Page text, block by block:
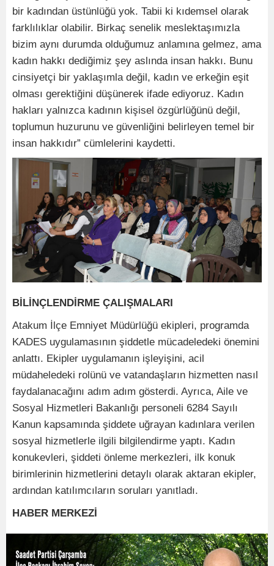
bir kadından üstünlüğü yok. Tabii ki kıdemsel olarak
farklılıklar olabilir. Birkaç senelik meslektaşımızla
bizim aynı durumda olduğumuz anlamına gelmez, ama
kadın hakkı dediğimiz şey aslında insan hakkı. Bunu
cinsiyetçi bir yaklaşımla değil, kadın ve erkeğin eşit
olması gerektiğini düşünerek ifade ediyoruz. Kadın
hakları yalnızca kadının kişisel özgürlüğünü değil,
toplumun huzurunu ve güvenliğini belirleyen temel bir
insan hakkıdır” cümlelerini kaydetti.
BİLİNÇLENDİRME ÇALIŞMALARI
Atakum İlçe Emniyet Müdürlüğü ekipleri, programda
KADES uygulamasının şiddetle mücadeledeki önemini
anlattı. Ekipler uygulamanın işleyişini, acil
müdaheledeki rolünü ve vatandaşların hizmetten nasıl
faydalanacağını adım adım gösterdi. Ayrıca, Aile ve
Sosyal Hizmetleri Bakanlığı personeli 6284 Sayılı
Kanun kapsamında şiddete uğrayan kadınlara verilen
sosyal hizmetlerle ilgili bilgilendirme yaptı. Kadın
konukevleri, şiddeti önleme merkezleri, ilk konuk
birimlerinin hizmetlerini detaylı olarak aktaran ekipler,
ardından katılımcıların soruları yanıtladı.
HABER MERKEZİ